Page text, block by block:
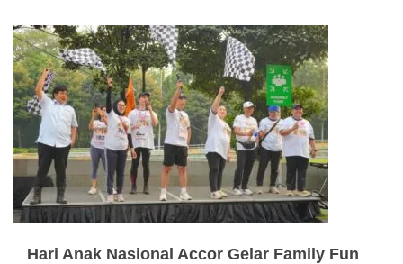
Hari Anak Nasional Accor Gelar Family Fun